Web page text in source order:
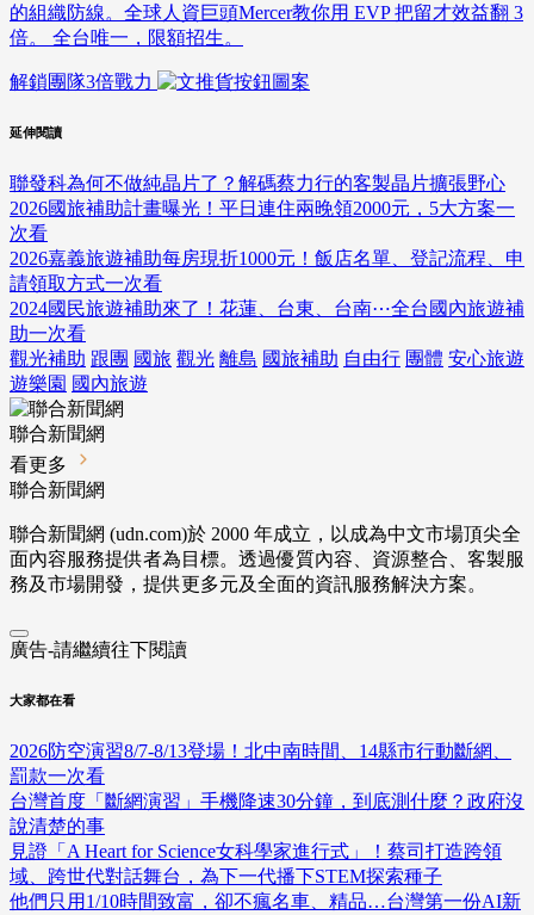
的組織防線。全球人資巨頭Mercer教你用 EVP 把留才效益翻 3
倍。 全台唯一，限額招生。
解鎖團隊3倍戰力
延伸閱讀
聯發科為何不做純晶片了？解碼蔡力行的客製晶片擴張野心
2026國旅補助計畫曝光！平日連住兩晚領2000元，5大方案一
次看
2026嘉義旅遊補助每房現折1000元！飯店名單、登記流程、申
請領取方式一次看
2024國民旅遊補助來了！花蓮、台東、台南⋯全台國內旅遊補
助一次看
觀光補助 跟團 國旅 觀光 離島 國旅補助 自由行 團體 安心旅遊
遊樂園 國內旅遊
聯合新聞網
看更多
聯合新聞網
聯合新聞網 (udn.com)於 2000 年成立，以成為中文市場頂尖全
面內容服務提供者為目標。透過優質內容、資源整合、客製服
務及市場開發，提供更多元及全面的資訊服務解決方案。
廣告-請繼續往下閱讀
大家都在看
2026防空演習8/7-8/13登場！北中南時間、14縣市行動斷網、
罰款一次看
台灣首度「斷網演習」手機降速30分鐘，到底測什麼？政府沒
說清楚的事
見證「A Heart for Science女科學家進行式」！蔡司打造跨領
域、跨世代對話舞台，為下一代播下STEM探索種子
他們只用1/10時間致富，卻不瘋名車、精品…台灣第一份AI新